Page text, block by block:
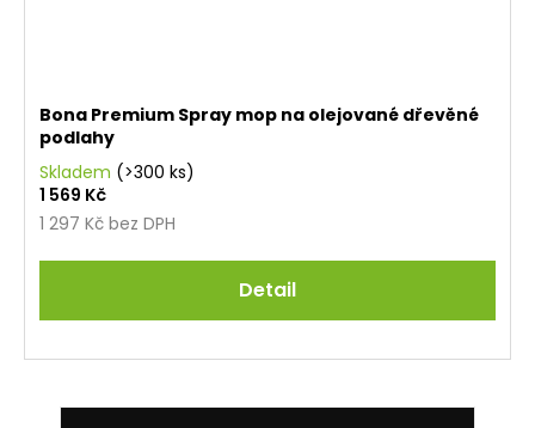
Bona Premium Spray mop na olejované dřevěné
podlahy
Skladem (>300 ks)
1 297 Kč bez DPH
1 569 Kč
Detail